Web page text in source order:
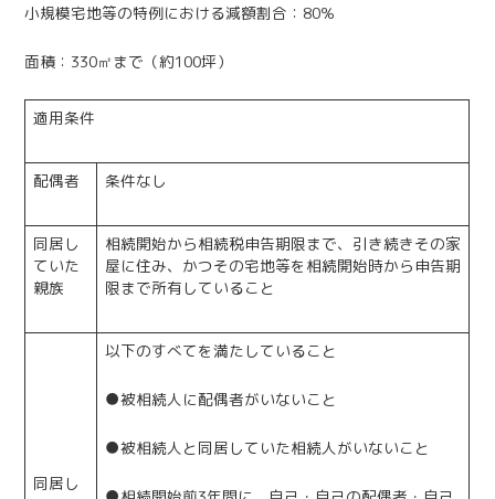
小規模宅地等の特例における減額割合：80％
面積：330㎡まで（約100坪）
適用条件
配偶者 条件なし
同居し
ていた
親族
相続開始から相続税申告期限まで、引き続きその家
屋に住み、かつその宅地等を相続開始時から申告期
限まで所有していること
同居し
以下のすべてを満たしていること
●被相続人に配偶者がいないこと
●被相続人と同居していた相続人がいないこと